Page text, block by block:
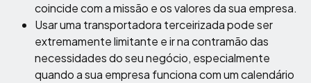
coincide com a missão e os valores da sua empresa.
Usar uma transportadora terceirizada pode ser
extremamente limitante e ir na contramão das
necessidades do seu negócio, especialmente
quando a sua empresa funciona com um calendário